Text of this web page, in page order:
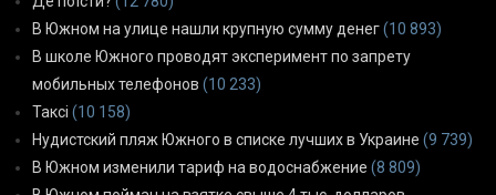
В Южном на улице нашли крупную сумму денег(10 893)
В школе Южного проводят эксперимент по запрету
мобильных телефонов (10 233)
Таксі (10 158)
Нудистский пляж Южного в списке лучших в Украине (9 739)
В Южном изменили тариф на водоснабжение (8 809)